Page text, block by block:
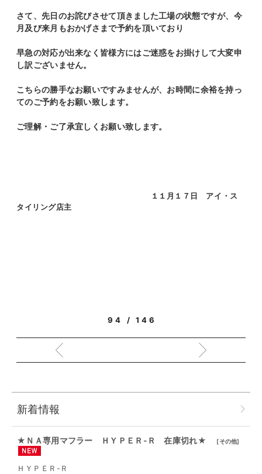
さて、先日のお詫びさせて頂きました工場の状態ですが、今
月及び来月もおかげさまで予約を頂いており
早急の対応が出来なく皆様方にはご迷惑をお掛けして大変申
し訳ございません。
こちらの勝手なお願いですみませんが、お時間に余裕を持っ
てのご予約をお願い致します。
ご理解・ご了承宜しくお願い致します。
１１月１７日 アイ・ス
タイリング店主
94 / 146
新着情報
★ＮＡ専用マフラー ＨＹＰＥＲ-Ｒ 在庫切れ★ [その他]
ＨＹＰＥＲ-Ｒ